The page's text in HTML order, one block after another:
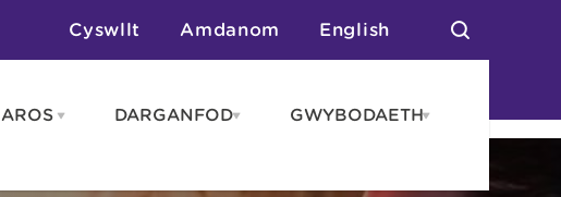
Cyswllt Amdanom English
AROS Open
DARGANFODOpen
GWYBODAETHOpen